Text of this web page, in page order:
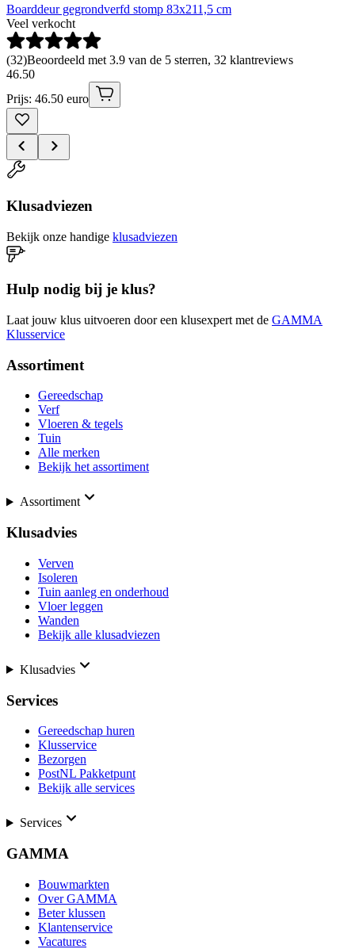
Boarddeur gegrondverfd stomp 83x211,5 cm
Veel verkocht
(32)Beoordeeld met 3.9 van de 5 sterren, 32 klantreviews
46.50
Prijs: 46.50 euro
Klusadviezen
Bekijk onze handige klusadviezen
Hulp nodig bij je klus?
Laat jouw klus uitvoeren door een klusexpert met de GAMMA
Klusservice
Assortiment
Gereedschap
Verf
Vloeren & tegels
Tuin
Alle merken
Bekijk het assortiment
Assortiment
Klusadvies
Verven
Isoleren
Tuin aanleg en onderhoud
Vloer leggen
Wanden
Bekijk alle klusadviezen
Klusadvies
Services
Gereedschap huren
Klusservice
Bezorgen
PostNL Pakketpunt
Bekijk alle services
Services
GAMMA
Bouwmarkten
Over GAMMA
Beter klussen
Klantenservice
Vacatures